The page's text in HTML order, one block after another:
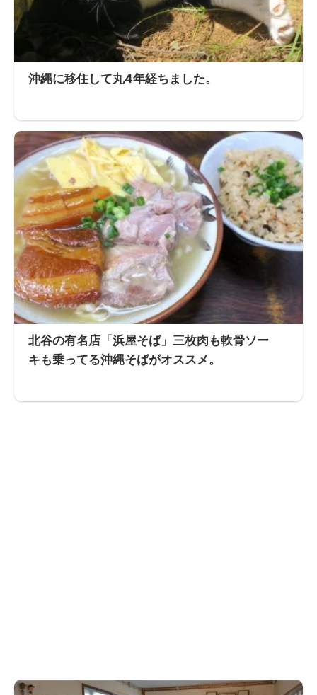
沖縄に移住して丸4年経ちました。
北谷の有名店「浜屋そば」三枚肉も軟骨ソー
キも乗ってる沖縄そばがオススメ。